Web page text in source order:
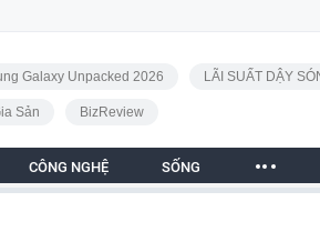
Galaxy Unpacked 2026 LÃI SUẤT DẬY
Sản BizReview
CÔNG NGHỆ SỐNG